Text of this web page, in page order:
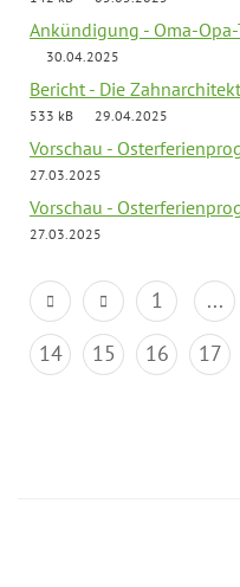
Ankündigung - Oma-
30.04.2025
Bericht - Die
533 kB
29.04.2025
Vorschau -
27.03.2025
Vorschau -
27.03.2025
1 ...
14
15 16 17